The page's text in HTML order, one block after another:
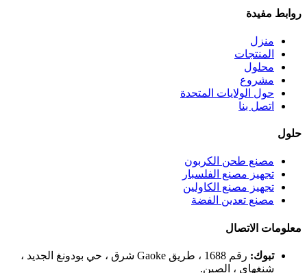
روابط مفيدة
منزل
المنتجات
محلول
مشروع
حول الولايات المتحدة
اتصل بنا
حلول
مصنع طحن الكربون
تجهيز مصنع الفلسبار
تجهيز مصنع الكاولين
مصنع تعدين الفضة
معلومات الاتصال
تبوك:
رقم 1688 ، طريق Gaoke شرق ، حي بودونغ الجديد ،
شنغهاي ، الصين.